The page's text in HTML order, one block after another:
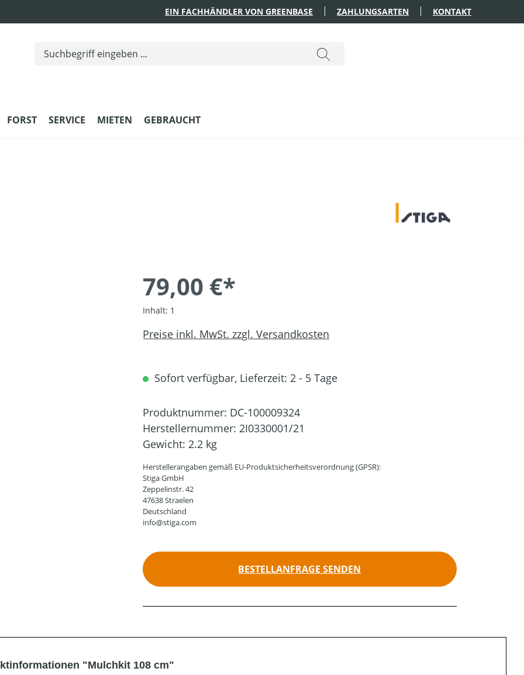
EIN FACHHÄNDLER VON GREENBASE ZAHLUNGSARTEN KONTAKT
FORST SERVICE MIETEN GEBRAUCHT
79,00 €*
Inhalt: 1
Preise inkl. MwSt. zzgl. Versandkosten
Sofort verfügbar, Lieferzeit: 2 - 5 Tage
Produktnummer: DC-100009324
Herstellernummer: 2I0330001/21
Gewicht: 2.2 kg
Herstellerangaben gemäß EU-Produktsicherheitsverordnung (GPSR):
Stiga GmbH
Zeppelinstr. 42
47638 Straelen
Deutschland
info@stiga.com
BESTELLANFRAGE SENDEN
"Mulchkit 108 cm"